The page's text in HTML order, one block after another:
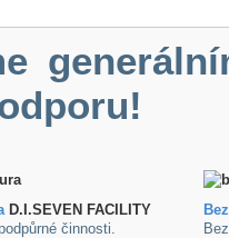
D.I.SEVEN FACILITY
činnosti.
B